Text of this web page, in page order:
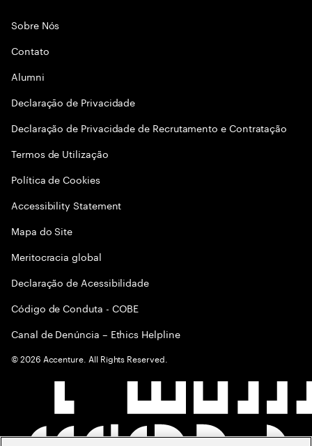
Sobre Nós
Contato
Alumni
Declaraçāo de Privacidade
Declaração de Privacidade de Recrutamento e Contratação
Termos de Utilização
Política de Cookies
Accessibility Statement
Mapa do Site
Meritocracia global
Declaração de Acessibilidade
Código de Conduta - COBE
Canal de Denúncia – Ethics Helpline
©2026 Accenture. All Rights Reserved.